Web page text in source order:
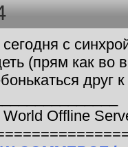
сегодня с
(прям как во
друг
World Offline